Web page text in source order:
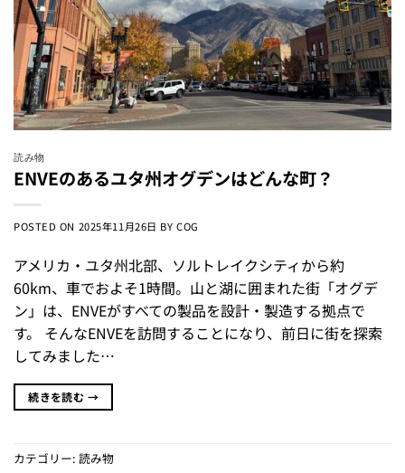
読み物
ENVEのあるユタ州オグデンはどんな町？
POSTED ON 2025年11月26日 BYCOG
アメリカ・ユタ州北部、ソルトレイクシティから約
60km、車でおよそ1時間。山と湖に囲まれた街「オグデ
ン」は、ENVEがすべての製品を設計・製造する拠点で
す。 そんなENVEを訪問することになり、前日に街を探索
してみました…
続きを読む →
カテゴリー: 読み物